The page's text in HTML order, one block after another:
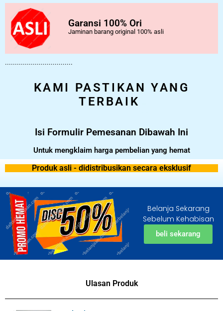
Garansi 100% Ori
Jaminan barang original 100% asli
..................................
KAMI PASTIKAN YANG
TERBAIK
Isi Formulir Pemesanan Dibawah Ini
Untuk mengklaim harga pembelian yang hemat
Produk asli - didistribusikan secara eksklusif
Belanja Sekarang
Sebelum Kehabisan
beli sekarang
Ulasan Produk